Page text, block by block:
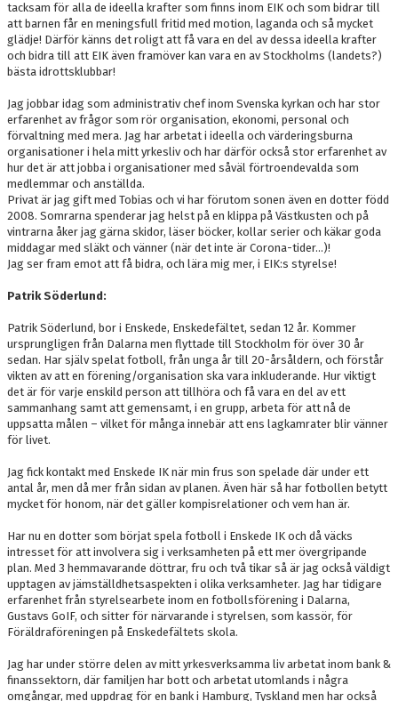
tacksam för alla de ideella krafter som finns inom EIK och som bidrar till
att barnen får en meningsfull fritid med motion, laganda och så mycket
glädje! Därför känns det roligt att få vara en del av dessa ideella krafter
och bidra till att EIK även framöver kan vara en av Stockholms (landets?)
bästa idrottsklubbar!
Jag jobbar idag som administrativ chef inom Svenska kyrkan och har stor
erfarenhet av frågor som rör organisation, ekonomi, personal och
förvaltning med mera. Jag har arbetat i ideella och värderingsburna
organisationer i hela mitt yrkesliv och har därför också stor erfarenhet av
hur det är att jobba i organisationer med såväl förtroendevalda som
medlemmar och anställda.
Privat är jag gift med Tobias och vi har förutom sonen även en dotter född
2008. Somrarna spenderar jag helst på en klippa på Västkusten och på
vintrarna åker jag gärna skidor, läser böcker, kollar serier och käkar goda
middagar med släkt och vänner (när det inte är Corona-tider…)!
Jag ser fram emot att få bidra, och lära mig mer, i EIK:s styrelse!
Patrik Söderlund:
Patrik Söderlund, bor i Enskede, Enskedefältet, sedan 12 år. Kommer
ursprungligen från Dalarna men flyttade till Stockholm för över 30 år
sedan. Har själv spelat fotboll, från unga år till 20-årsåldern, och förstår
vikten av att en förening/organisation ska vara inkluderande. Hur viktigt
det är för varje enskild person att tillhöra och få vara en del av ett
sammanhang samt att gemensamt, i en grupp, arbeta för att nå de
uppsatta målen – vilket för många innebär att ens lagkamrater blir vänner
för livet.
Jag fick kontakt med Enskede IK när min frus son spelade där under ett
antal år, men då mer från sidan av planen. Även här så har fotbollen betytt
mycket för honom, när det gäller kompisrelationer och vem han är.
Har nu en dotter som börjat spela fotboll i Enskede IK och då väcks
intresset för att involvera sig i verksamheten på ett mer övergripande
plan. Med 3 hemmavarande döttrar, fru och två tikar så är jag också väldigt
upptagen av jämställdhetsaspekten i olika verksamheter. Jag har tidigare
erfarenhet från styrelsearbete inom en fotbollsförening i Dalarna,
Gustavs GoIF, och sitter för närvarande i styrelsen, som kassör, för
Föräldraföreningen på Enskedefältets skola.
Jag har under större delen av mitt yrkesverksamma liv arbetat inom bank &
finanssektorn, där familjen har bott och arbetat utomlands i några
omgångar, med uppdrag för en bank i Hamburg, Tyskland men har också